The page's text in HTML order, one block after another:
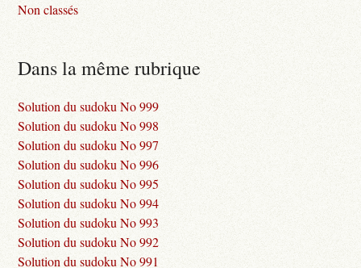
Non classés
Dans la même rubrique
Solution du sudoku No 999
Solution du sudoku No 998
Solution du sudoku No 997
Solution du sudoku No 996
Solution du sudoku No 995
Solution du sudoku No 994
Solution du sudoku No 993
Solution du sudoku No 992
Solution du sudoku No 991